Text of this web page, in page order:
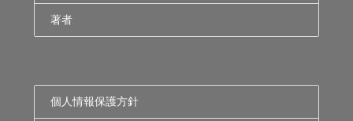
著者
個人情報保護方針